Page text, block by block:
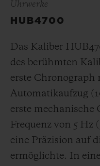
Uhrwerke
HUB4700
Das Kaliber
des berühmten
erste
Automatikaufzug
erste
Frequenz von 5 Hz
eine Präzision auf
ermöglichte. In